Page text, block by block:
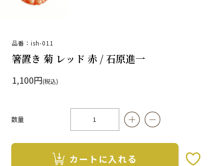
品番：ish-011
箸置き 菊 レッド 赤 / 石原進一
1,100円(税込)
数量
カートに入れる